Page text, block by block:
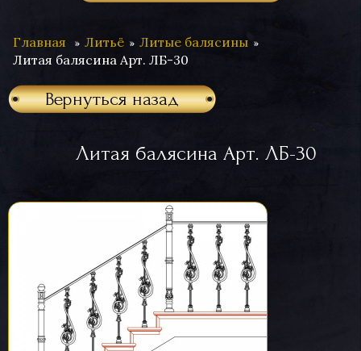
Главная Литьё
Литые балясины
Литая балясина Арт. ЛБ-30
Вернуться назад
Литая балясина Арт. ЛБ-30